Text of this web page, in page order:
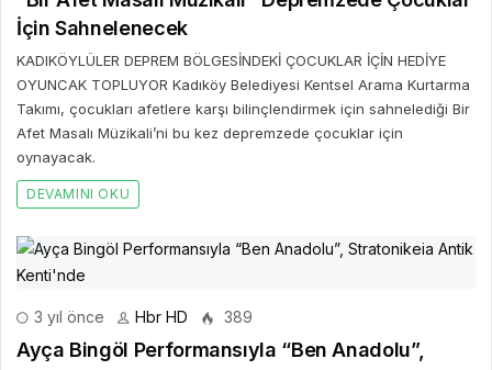
İçin Sahnelenecek
KADIKÖYLÜLER DEPREM BÖLGESİNDEKİ ÇOCUKLAR İÇİN HEDİYE
OYUNCAK TOPLUYOR Kadıköy Belediyesi Kentsel Arama Kurtarma
Takımı, çocukları afetlere karşı bilinçlendirmek için sahnelediği Bir
Afet Masalı Müzikali’ni bu kez depremzede çocuklar için
oynayacak.
DEVAMINI OKU
3 yıl önce Hbr HD 389
Ayça Bingöl Performansıyla “Ben Anadolu”,